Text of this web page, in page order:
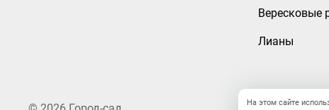
Вересковые
Лианы
На этом сайте